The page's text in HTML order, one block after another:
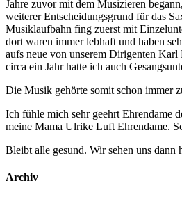
Jahre zuvor mit dem Musizieren
weiterer Entscheidungsgrund für das
Musiklaufbahn fing zuerst mit
dort waren immer lebhaft und haben
aufs neue von unserem Dirigenten
circa ein Jahr hatte ich auch
Die Musik gehörte somit schon immer
Ich fühle mich sehr geehrt Ehrendame
meine Mama Ulrike Luft Ehrendame.
Bleibt alle gesund. Wir sehen uns dann
Archiv